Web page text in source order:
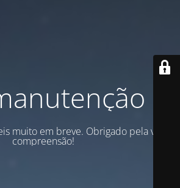
muito em breve. Obrigado pela vossa
compreensão!